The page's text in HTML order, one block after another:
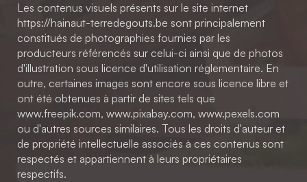
Les contenus visuels présents sur le site internet
https://hainaut-terredegouts.be sont principalement
constitués de photographies fournies par les
producteurs référencés sur celui-ci ainsi que de photos
d'illustration sous licence d'utilisation réglementaire. En
outre, certaines images sont encore sous licence libre et
ont été obtenues à partir de sites tels que
www.freepik.com, www.pixabay.com, www.pexels.com
ou d'autres sources similaires. Tous les droits d'auteur et
de propriété intellectuelle associés à ces contenus sont
respectés et appartiennent à leurs propriétaires
respectifs.